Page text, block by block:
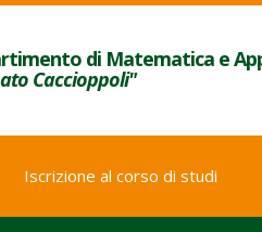
di Matematica e
Caccioppoli"
Iscrizione al corso di studi